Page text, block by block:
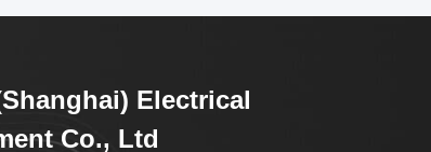
Electrical
Co., Ltd